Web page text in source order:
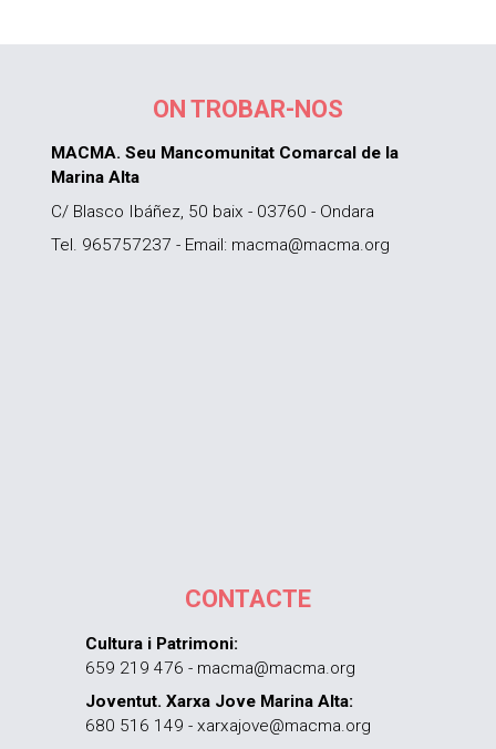
ON TROBAR-NOS
MACMA. Seu Mancomunitat Comarcal de la
Marina Alta
C/ Blasco Ibáñez, 50 baix - 03760 - Ondara
Tel. 965757237 - Email: macma@macma.org
CONTACTE
Cultura i Patrimoni:
659 219 476 - macma@macma.org
Joventut. Xarxa Jove Marina Alta:
680 516 149 - xarxajove@macma.org